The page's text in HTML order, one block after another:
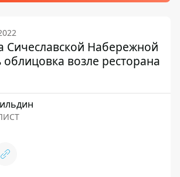
Сичеславской Набережной
облицовка возле ресторана